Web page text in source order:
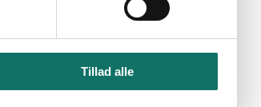
Tillad alle